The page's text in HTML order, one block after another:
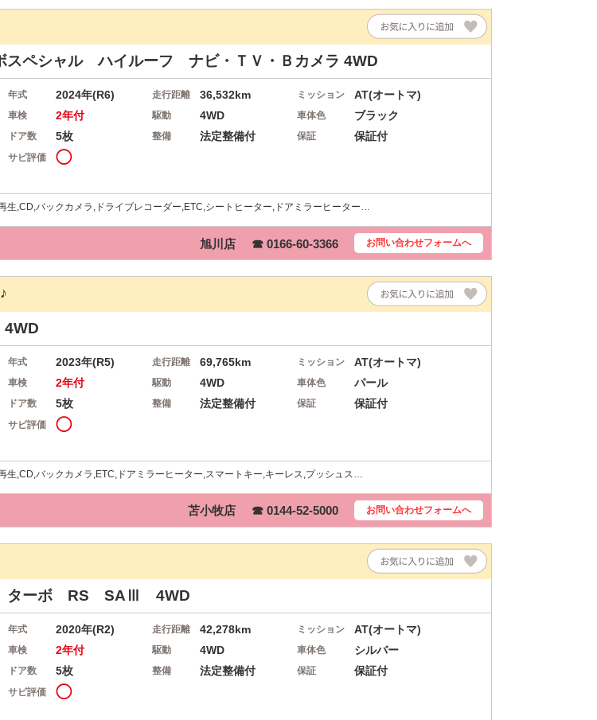
スペシャル ハイルーフ ナビ・ＴＶ・Ｂカメラ 4WD
年式 2024年(R6) 走行距離 36,532km ミッション AT(オートマ)
車検 2年付 駆動 4WD 車体色 ブラック
ドア数 5枚 整備 法定整備付 保証 保証付
サビ評価 ◯
生,CD,バックカメラ,ドライブレコーダー,ETC,シートヒーター,ドアミラーヒーター…
旭川店 ☎ 0166-60-3366 お問い合わせフォームへ
年式 2023年(R5) 走行距離 69,765km ミッション AT(オートマ)
車検 2年付 駆動 4WD 車体色 パール
ドア数 5枚 整備 法定整備付 保証 保証付
サビ評価 ◯
生,CD,バックカメラ,ETC,ドアミラーヒーター,スマートキー,キーレス,プッシュス…
苫小牧店 ☎ 0144-52-5000 お問い合わせフォームへ
ターボ RS SAⅢ 4WD
年式 2020年(R2) 走行距離 42,278km ミッション AT(オートマ)
車検 2年付 駆動 4WD 車体色 シルバー
ドア数 5枚 整備 法定整備付 保証 保証付
サビ評価 ◯